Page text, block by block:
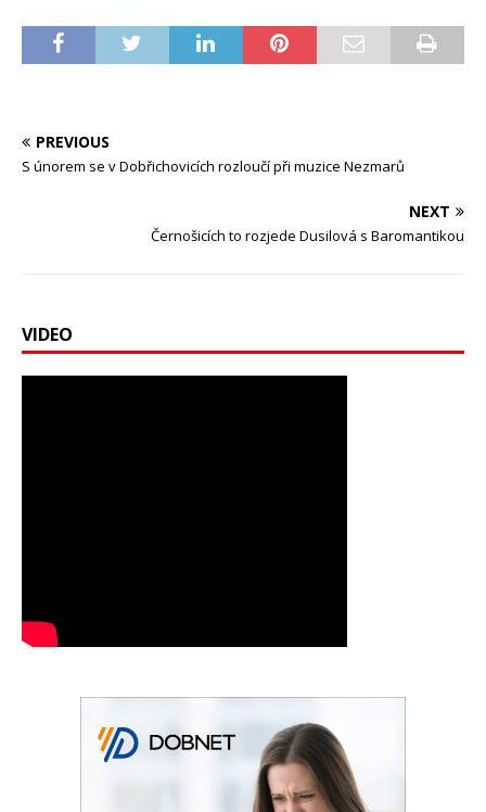
PREVIOUS
S únorem se v Dobřichovicích rozloučí při muzice Nezmarů
NEXT
Černošicích to rozjede Dusilová s Baromantikou
VIDEO